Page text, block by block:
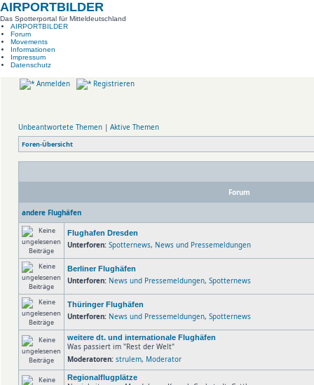
AIRPORTBILDER
Das Spotterportal für Mitteldeutschland
AIRPORTBILDER
Forum
Movements
Informationen
Impressum
Datenschutz
Anmelden Registrieren
Unbeantwortete Themen | Aktive Themen
Foren-Übersicht
Forum
andere Flughäfen
Flughafen Dresden
Unterforen: Spotternews, News und Pressemeldungen
Berliner Flughäfen
Unterforen: News und Pressemeldungen, Spotternews
Thüringer Flughäfen
Unterforen: News und Pressemeldungen, Spotternews
weitere dt. und internationale Flughäfen
Was passiert im "Rest der Welt"
Moderatoren: strulem, Moderator
Regionalflugplätze